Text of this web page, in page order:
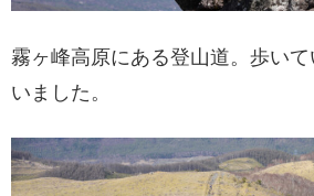
霧ヶ峰高原にある登山道。歩い
いました。